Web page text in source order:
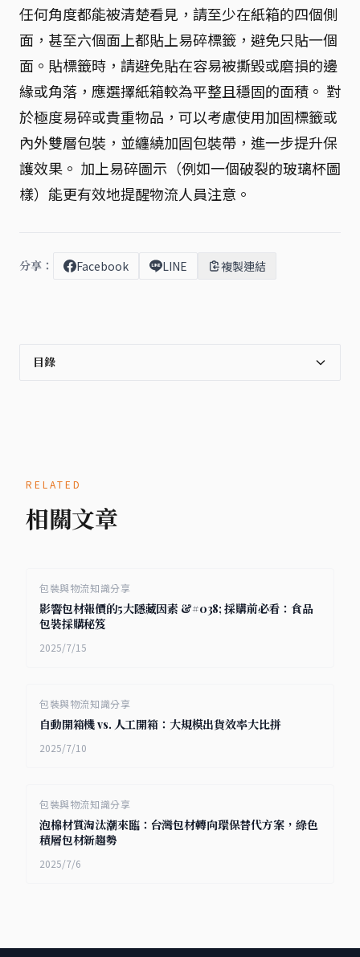
任何角度都能被清楚看見，請至少在紙箱的四個側
面，甚至六個面上都貼上易碎標籤，避免只貼一個
面。貼標籤時，請避免貼在容易被撕毀或磨損的邊
緣或角落，應選擇紙箱較為平整且穩固的面積。 對
於極度易碎或貴重物品，可以考慮使用加固標籤或
內外雙層包裝，並纏繞加固包裝帶，進一步提升保
護效果。 加上易碎圖示（例如一個破裂的玻璃杯圖
樣）能更有效地提醒物流人員注意。
分享： Facebook LINE 複製連結
目錄
RELATED
相關文章
包裝與物流知識分享
影響包材報價的5大隱藏因素 &#038; 採購前必看：食品
包裝採購秘笈
2025/7/15
包裝與物流知識分享
自動開箱機 vs. 人工開箱：大規模出貨效率大比拼
2025/7/10
包裝與物流知識分享
泡棉材質淘汰潮來臨：台灣包材轉向環保替代方案，綠色
積層包材新趨勢
2025/7/6